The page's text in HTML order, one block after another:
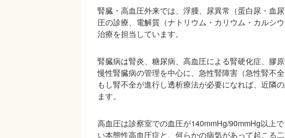
腎臓・高血圧外来では、浮腫、尿異常（蛋白尿・血
圧の診療、電解質（ナトリウム・カリウム・カルシ
治療を担当しています。
腎臓病は腎炎、糖尿病、高血圧による腎硬化症、膠
慢性腎臓病の管理を中心に、急性腎障害（急性腎不
もし腎不全が進行し透析療法が必要になれば、近隣
ます。
高血圧は診察室での血圧が140mmHg/90mmHg以上
い本態性高血圧症と、何らかの病気があって起こる